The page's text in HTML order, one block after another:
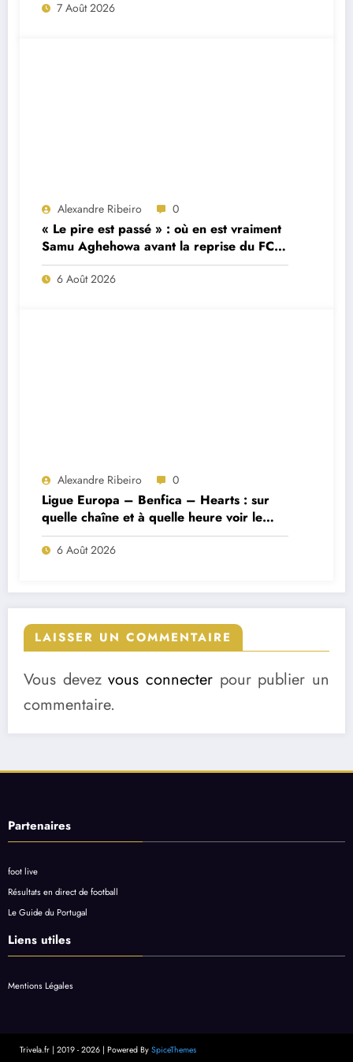
7 Août 2026
Alexandre Ribeiro 0
« Le pire est passé » : où en est vraiment
Samu Aghehowa avant la reprise du FC
Porto ?
6 Août 2026
Alexandre Ribeiro 0
Ligue Europa – Benfica – Hearts : sur
quelle chaîne et à quelle heure voir le
match ?
6 Août 2026
LAISSER UN COMMENTAIRE
Vous devezvous connecter pour publier un
commentaire.
Partenaires
foot live
Résultats en direct de football
Le Guide du Portugal
Liens utiles
Mentions Légales
Trivela.fr | 2019 - 2026 | Powered By SpiceThemes